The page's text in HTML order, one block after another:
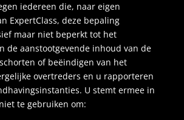
iedereen die, naar eigen
ExpertClass, deze bepaling
maar niet beperkt tot het
de aanstootgevende inhoud van de
of beëindigen van het
overtreders en u rapporteren
U stemt ermee in
te gebruiken om: